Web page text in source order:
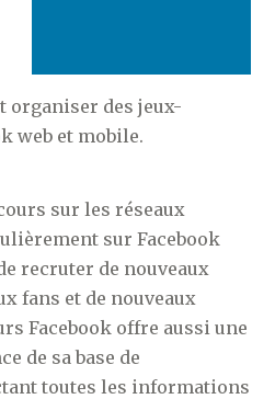
organiser des jeux-
web et mobile.
sur les réseaux
sur Facebook
recruter de nouveaux
fans et de nouveaux
Facebook offre aussi une
de sa base de
toutes les informations